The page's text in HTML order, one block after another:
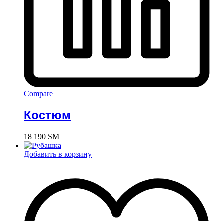
Compare
Костюм
18 190 ЅМ
Добавить в корзину